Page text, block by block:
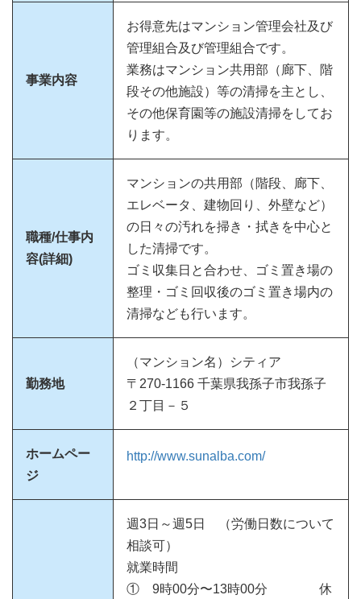
事業内容
お得意先はマンション管理会社及び
管理組合及び管理組合です。
業務はマンション共用部（廊下、階
段その他施設）等の清掃を主とし、
その他保育園等の施設清掃をしてお
ります。
職種/仕事内
容(詳細)
マンションの共用部（階段、廊下、
エレベータ、建物回り、外壁など）
の日々の汚れを掃き・拭きを中心と
した清掃です。
ゴミ収集日と合わせ、ゴミ置き場の
整理・ゴミ回収後のゴミ置き場内の
清掃なども行います。
勤務地
（マンション名）シティア
〒270-1166 千葉県我孫子市我孫子
２丁目－５
ホームペー
ジ
http://www.sunalba.com/
週3日～週5日 （労働日数について
相談可）
就業時間
① 9時00分〜13時00分 休